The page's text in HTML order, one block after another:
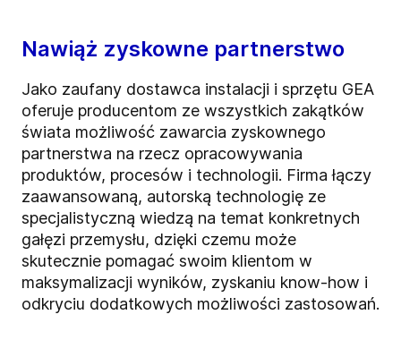
Nawiąż zyskowne partnerstwo
Jako zaufany dostawca instalacji i sprzętu GEA
oferuje producentom ze wszystkich zakątków
świata możliwość zawarcia zyskownego
partnerstwa na rzecz opracowywania
produktów, procesów i technologii. Firma łączy
zaawansowaną, autorską technologię ze
specjalistyczną wiedzą na temat konkretnych
gałęzi przemysłu, dzięki czemu może
skutecznie pomagać swoim klientom w
maksymalizacji wyników, zyskaniu know-how i
odkryciu dodatkowych możliwości zastosowań.